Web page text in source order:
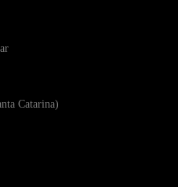
Catarina)